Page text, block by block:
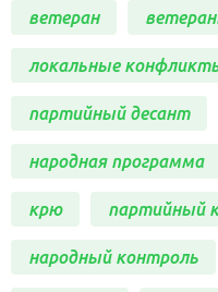
ветеран
локальные
партийный десант
народная программа
крю партийный
народный контроль